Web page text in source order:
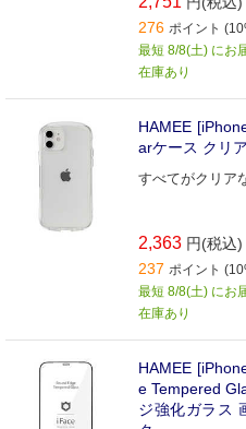
276 ポイント
最短 8/8(土) にお
在庫あり
HAMEE
arケース クリ
すべてがクリア
2,363 円(税込)
237 ポイント
最短 8/8(土) にお
在庫あり
HAMEE
e Tempered
ジ強化ガラス